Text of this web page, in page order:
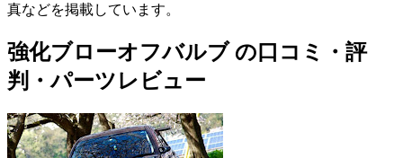
真などを掲載しています。
強化ブローオフバルブ の口コミ・評
判・パーツレビュー